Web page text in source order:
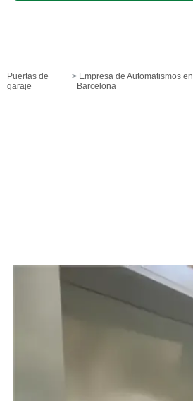
Puertas de
garaje
Empresa de Automatismos en
Barcelona